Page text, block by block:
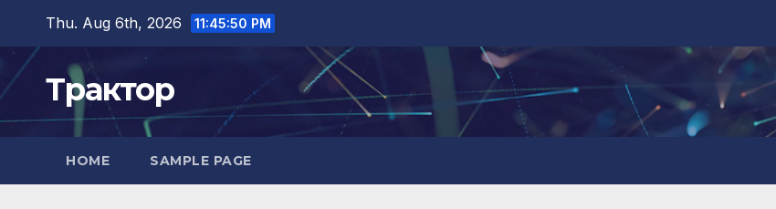
content
Thu. Aug 6th, 2026 11:45:50 PM
Трактор
HOME SAMPLE PAGE